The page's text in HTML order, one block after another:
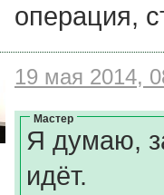
операция,
19 мая 2014,
Мастер
Я думаю,
идёт.